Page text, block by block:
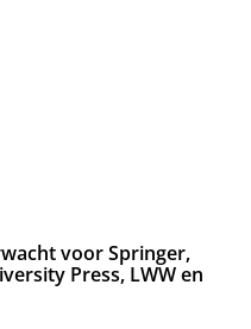
voor Springer,
Press, LWW en